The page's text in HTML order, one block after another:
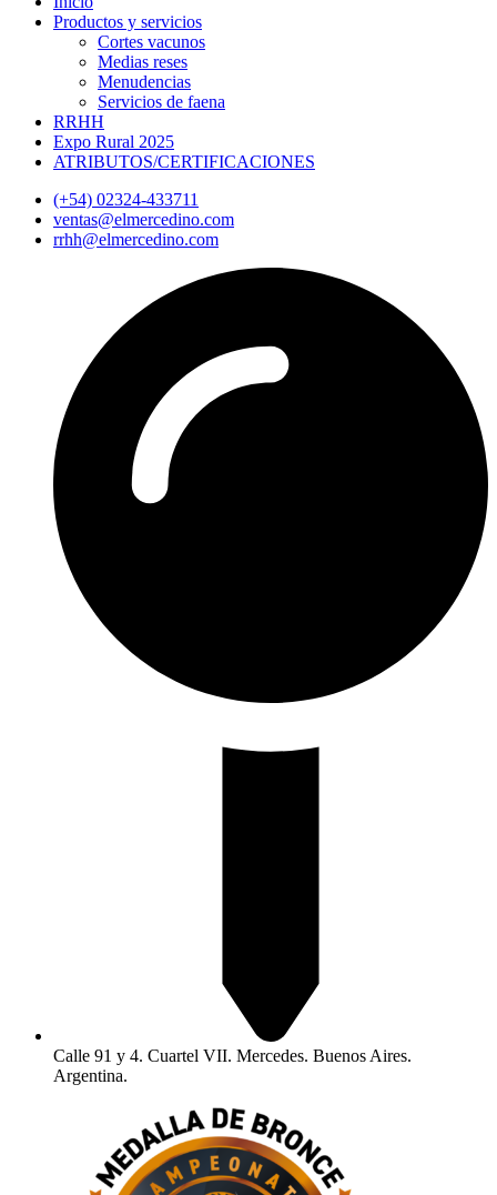
Productos y servicios
Cortes vacunos
Medias reses
Menudencias
Servicios de faena
RRHH
Expo Rural 2025
ATRIBUTOS/CERTIFICACIONES
(+54) 02324-433711
ventas@elmercedino.com
rrhh@elmercedino.com
Calle 91 y 4. Cuartel VII. Mercedes. Buenos Aires.
Argentina.